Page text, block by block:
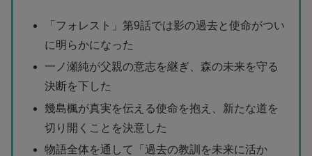
「フォレスト」第9話では影の過去と使命がつい
に明らかになった
一ノ瀬純が父親の意志を継ぎ、森の未来を守る
決断を下した
幾島楓が真実を伝える使命を抱え、新たな道を
切り開くことを決意した
物語全体を通して「過去の教訓を未来に活か